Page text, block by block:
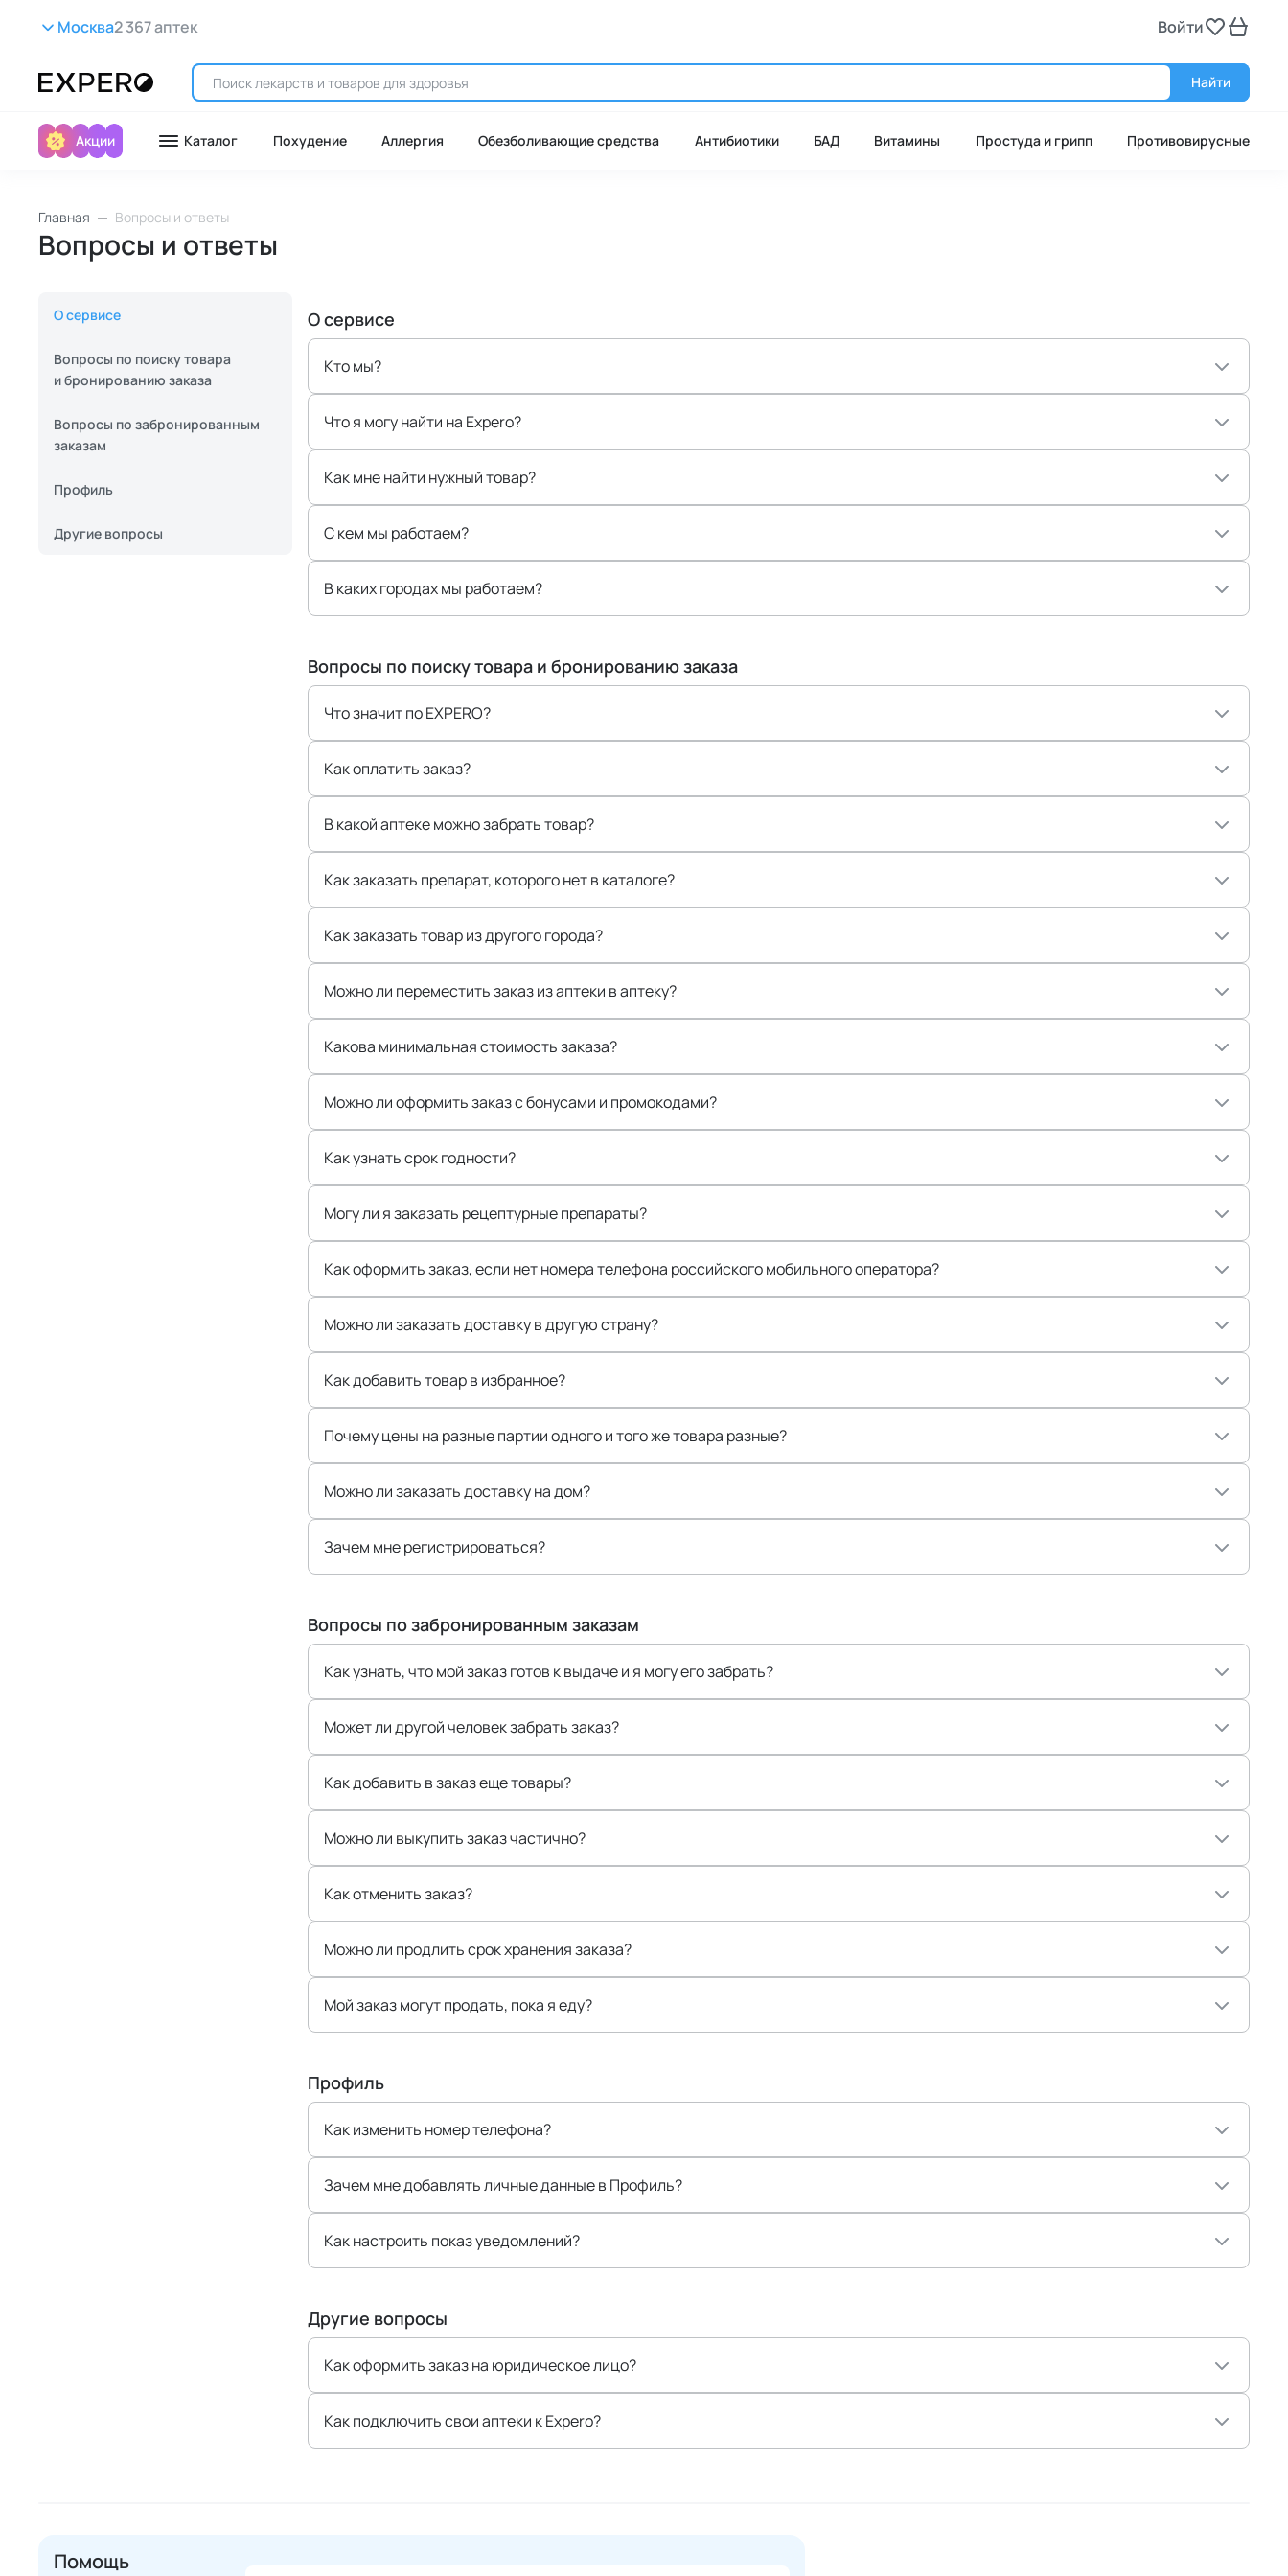
Москва2 367 аптек Войти
Найти
Акции Каталог Похудение Аллергия Обезболивающие средства Антибиотики БАД Витамины Простуда и грипп Противовирусные
Главная Вопросы и ответы
Вопросы и ответы
О сервисе
Вопросы по поиску товара
и бронированию заказа
Вопросы по забронированным
заказам
Профиль
Другие вопросы
О сервисе
Кто мы?
Что я могу найти на Expero?
Как мне найти нужный товар?
С кем мы работаем?
В каких городах мы работаем?
Вопросы по поиску товара и бронированию заказа
Что значит по EXPERO?
Как оплатить заказ?
В какой аптеке можно забрать товар?
Как заказать препарат, которого нет в каталоге?
Как заказать товар из другого города?
Можно ли переместить заказ из аптеки в аптеку?
Какова минимальная стоимость заказа?
Можно ли оформить заказ с бонусами и промокодами?
Как узнать срок годности?
Могу ли я заказать рецептурные препараты?
Как оформить заказ, если нет номера телефона российского мобильного оператора?
Можно ли заказать доставку в другую страну?
Как добавить товар в избранное?
Почему цены на разные партии одного и того же товара разные?
Можно ли заказать доставку на дом?
Зачем мне регистрироваться?
Вопросы по забронированным заказам
Как узнать, что мой заказ готов к выдаче и я могу его забрать?
Может ли другой человек забрать заказ?
Как добавить в заказ еще товары?
Можно ли выкупить заказ частично?
Как отменить заказ?
Можно ли продлить срок хранения заказа?
Мой заказ могут продать, пока я еду?
Профиль
Как изменить номер телефона?
Зачем мне добавлять личные данные в Профиль?
Как настроить показ уведомлений?
Другие вопросы
Как оформить заказ на юридическое лицо?
Как подключить свои аптеки к Expero?
Помощь